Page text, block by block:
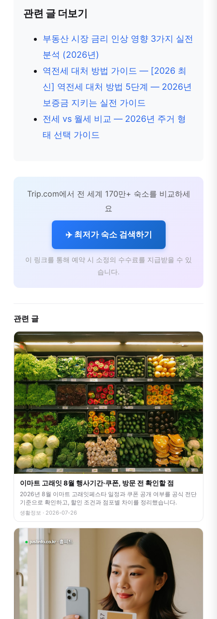
관련 글 더보기
부동산 시장 금리 인상 영향 3가지 실전
분석 (2026년)
역전세 대처 방법 가이드 — [2026 최
신] 역전세 대처 방법 5단계 — 2026년
보증금 지키는 실전 가이드
전세 vs 월세 비교 — 2026년 주거 형
태 선택 가이드
Trip.com에서 전 세계 170만+ 숙소를 비교하세
요
✈️ 최저가 숙소 검색하기
이 링크를 통해 예약 시 소정의 수수료를 지급받을 수 있
습니다.
관련 글
이마트 고래잇 8월 행사기간·쿠폰, 방문 전 확인할 점
2026년 8월 이마트 고래잇페스타 일정과 쿠폰 공개 여부를 공식 전단
기준으로 확인하고, 할인 조건과 점포별 차이를 정리했습니다.
생활정보 · 2026-07-26